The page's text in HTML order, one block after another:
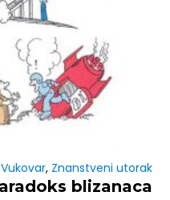
, Znanstveni utorak
blizanaca